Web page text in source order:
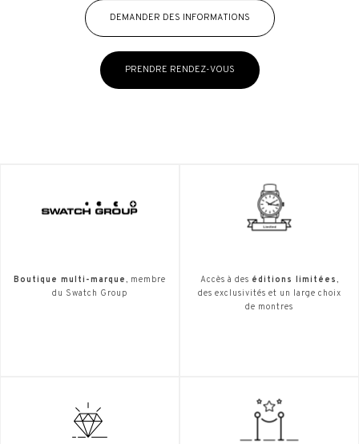
DEMANDER DES INFORMATIONS
PRENDRE RENDEZ-VOUS
Boutique multi-marque, membre
du Swatch Group
Accès à des éditions limitées,
des exclusivités et un large choix
de montres